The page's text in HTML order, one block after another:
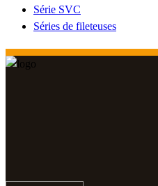
Série SVC
Séries de fileteuses